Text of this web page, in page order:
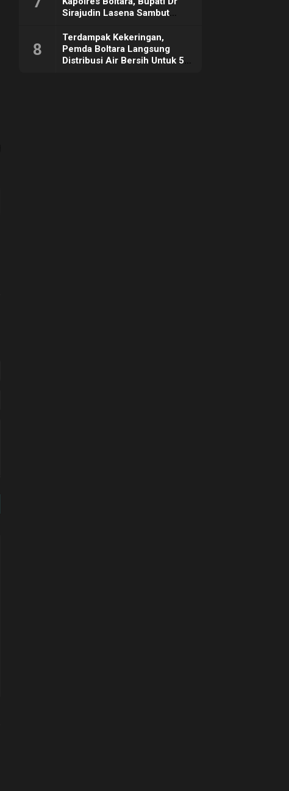
Sirajudin Lasena Sambut
8
Terdampak Kekeringan,
Pemda Boltara Langsung
Distribusi Air Bersih Untuk 50